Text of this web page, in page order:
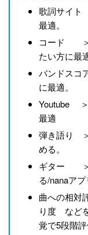
歌詞サイ
最適。
コード ＞
たい方に最適
バンドス
に最適。
Youtube
最適
弾き語り
める。
ギター ＞
る/nanaアプ
曲への相
り度 など
覚で5段階